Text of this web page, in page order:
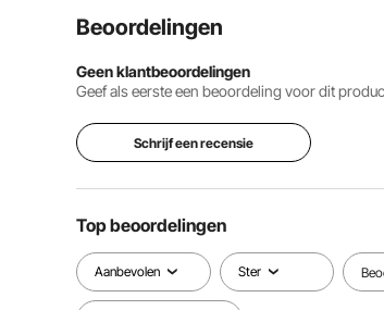
Beoordelingen
Geen klantbeoordelingen
Geef als eerste een beoordeling voor dit
Schrijf een recensie
Top beoordelingen
Aanbevolen Ster